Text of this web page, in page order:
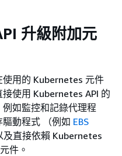
升級附加元
用的 Kubernetes 元件
使用 Kubernetes API 的
如監控和記錄代理程
動程式 （例如 EBS
及直接依賴 Kubernetes
件。